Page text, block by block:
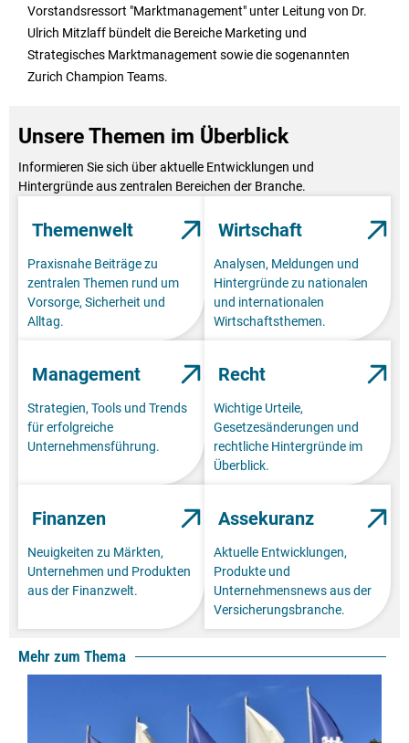
Vorstandsressort "Marktmanagement" unter Leitung von Dr.
Ulrich Mitzlaff bündelt die Bereiche Marketing und
Strategisches Marktmanagement sowie die sogenannten
Zurich Champion Teams.
Unsere Themen im Überblick
Informieren Sie sich über aktuelle Entwicklungen und
Hintergründe aus zentralen Bereichen der Branche.
Themenwelt
Praxisnahe Beiträge zu
zentralen Themen rund um
Vorsorge, Sicherheit und
Alltag.
Wirtschaft
Analysen, Meldungen und
Hintergründe zu nationalen
und internationalen
Wirtschaftsthemen.
Management
Strategien, Tools und Trends
für erfolgreiche
Unternehmensführung.
Recht
Wichtige Urteile,
Gesetzesänderungen und
rechtliche Hintergründe im
Überblick.
Finanzen
Neuigkeiten zu Märkten,
Unternehmen und Produkten
aus der Finanzwelt.
Assekuranz
Aktuelle Entwicklungen,
Produkte und
Unternehmensnews aus der
Versicherungsbranche.
Mehr zum Thema